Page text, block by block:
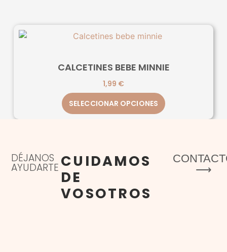
CALCETINES BEBE MINNIE
1,99 €
SELECCIONAR OPCIONES
DÉJANOS
AYUDARTE CUIDAMOS
DE
VOSOTROS
⟶